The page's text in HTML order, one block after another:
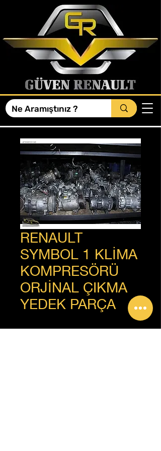
RENAULT
SYMBOL 1 KLİMA
KOMPRESÖRÜ
ORJİNAL ÇIKMA
YEDEK PARÇA